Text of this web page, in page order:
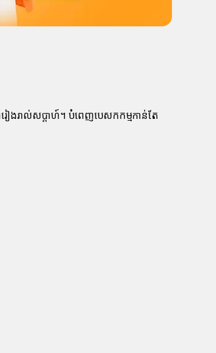
រៀងរាល់សប្តាហ៍។ បំពេញបេសកកម្មកាន់តែ